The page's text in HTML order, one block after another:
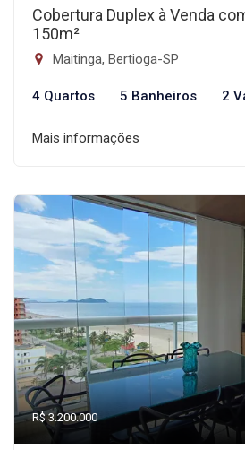
Cobertura Duplex à Venda
150m²
Maitinga, Bertioga-SP
4 Quartos 5 Banheiros 2
Mais informações
R$ 3.200.000